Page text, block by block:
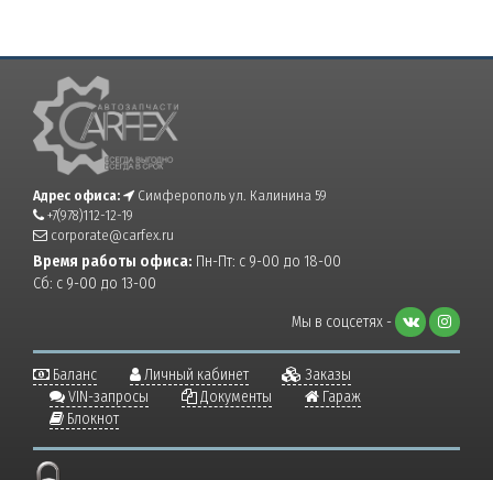
Адрес офиса:
Симферополь ул. Калинина 59
+7(978)112-12-19
corporate@carfex.ru
Время работы офиса: Пн-Пт: с 9-00 до 18-00
Сб: с 9-00 до 13-00
Мы в соцсетях -
Баланс Личный кабинет
Заказы
VIN-запросы
Документы
Гараж
Блокнот